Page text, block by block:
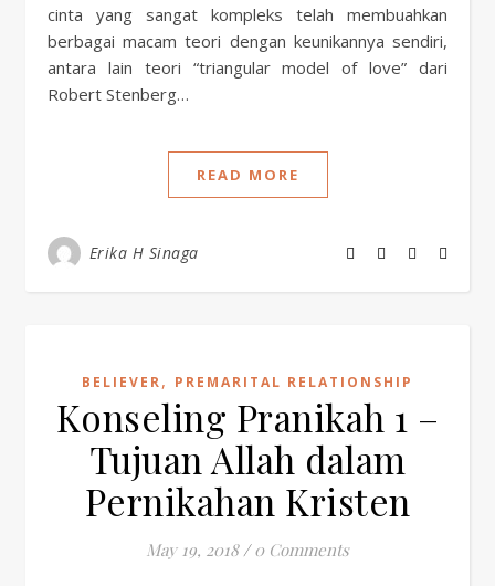
cinta yang sangat kompleks telah membuahkan
berbagai macam teori dengan keunikannya sendiri,
antara lain teori “triangular model of love” dari
Robert Stenberg…
READ MORE
Erika H Sinaga
BELIEVER, PREMARITAL RELATIONSHIP
Konseling Pranikah 1 –
Tujuan Allah dalam
Pernikahan Kristen
May 19, 2018 / 0 Comments